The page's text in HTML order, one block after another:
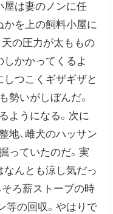
屋は妻のノンに任
かを上の飼料小屋に
天の圧力が太ももの
しかかってくるよ
しつこくギザギザと
勢いがしぼんだ。
ようになる。次に
地、雌犬のハッサン
っていたのだ。実
なんとも涼し気だっ
そろ薪ストーブの時
等の回収。やはりで